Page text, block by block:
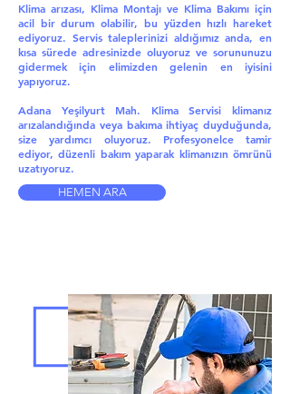
Klima arızası, Klima Montajı ve Klima Bakımı için
acil bir durum olabilir, bu yüzden hızlı hareket
ediyoruz. Servis taleplerinizi aldığımız anda, en
kısa sürede adresinizde oluyoruz ve sorununuzu
gidermek için elimizden gelenin en iyisini
yapıyoruz.
Adana Yeşilyurt Mah. Klima Servisi klimanız
arızalandığında veya bakıma ihtiyaç duyduğunda,
size yardımcı oluyoruz. Profesyonelce tamir
ediyor, düzenli bakım yaparak klimanızın ömrünü
uzatıyoruz.
HEMEN ARA